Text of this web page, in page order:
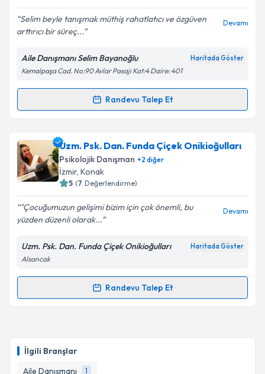
İlgili Branşlar
Aile Danışmanı
1
E-posta Adresiniz
Kişisel verilerimin işlenmesine ilişkin
Metni'ni okudum ve kişisel verilerimin belirtilen
kapsamda işlenmesini kabul ediyorum.
Selim beyle tanışmak müthiş rahatlatıcı ve özgüven
arttırıcı bir süreç...
Devamı
Aile Danışmanı Selim Bayanoğlu Haritada Göster
Kemalpaşa Cad. No:90 Avlar Pasajı Kat:4 Daire: 401
Randevu Talep Et
Randevu Takvimi Talebi
Aile Danışmanı Selim Bayanoğluiçin randevu
takvimi talebi oluşturun. Size bu uzmandan randevu
almanız için bir takvim hazırlandığında e-posta ile
bilgilendireceğiz.
E-posta Adresiniz
Metni'ni okudum ve kişisel verilerimin belirtilen
kapsamda işlenmesini kabul ediyorum.
Uzm. Psk. Dan. Funda Çiçek Onikioğulları
Psikolojik Danışman +2 diğer
İzmir, Konak
5 (7 Değerlendirme)
"Çocuğumuzun gelişimi bizim için çok önemli, bu
yüzden düzenli olarak...
Devamı
Uzm. Psk. Dan. Funda Çiçek Onikioğulları Haritada Göster
Alsancak
Randevu Talep Et
Randevu Takvimi Talebi
randevu almanız için bir takvim hazırlandığında e-
posta ile bilgilendireceğiz.